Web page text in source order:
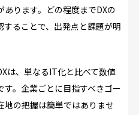
ります。どの程度までDXの
ることで、出発点と課題が明
は、単なるIT化と比べて数値
。企業ごとに目指すべきゴー
地の把握は簡単ではありませ